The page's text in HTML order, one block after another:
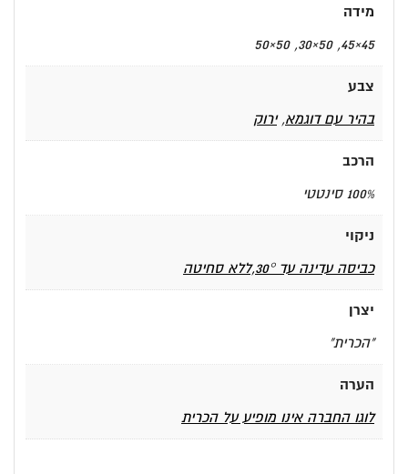
מידה
45×45, 50×30, 50×50
צבע
בהיר עם דוגמא,ירוק
הרכב
100% סינטטי
ניקוי
כביסה עדינה עד 30°,ללא סחיטה
יצרן
"הכרית"
הערה
לוגו החברה אינו מופיע על הכרית